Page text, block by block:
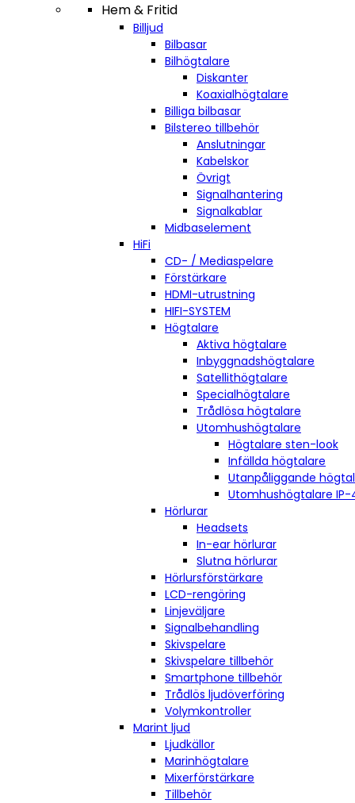
Hem & Fritid
Billjud
Bilbasar
Bilhögtalare
Diskanter
Koaxialhögtalare
Billiga bilbasar
Bilstereo tillbehör
Anslutningar
Kabelskor
Övrigt
Signalhantering
Signalkablar
Midbaselement
HiFi
CD- / Mediaspelare
Förstärkare
HDMI-utrustning
HIFI-SYSTEM
Högtalare
Aktiva högtalare
Inbyggnadshögtalare
Satellithögtalare
Specialhögtalare
Trådlösa högtalare
Utomhushögtalare
Högtalare sten-look
Infällda högtalare
Utanpåliggande
Utomhushögtalare IP-
Hörlurar
Headsets
In-ear hörlurar
Slutna hörlurar
Hörlursförstärkare
LCD-rengöring
Linjeväljare
Signalbehandling
Skivspelare
Skivspelare tillbehör
Smartphone tillbehör
Trådlös ljudöverföring
Volymkontroller
Marint ljud
Ljudkällor
Marinhögtalare
Mixerförstärkare
Tillbehör